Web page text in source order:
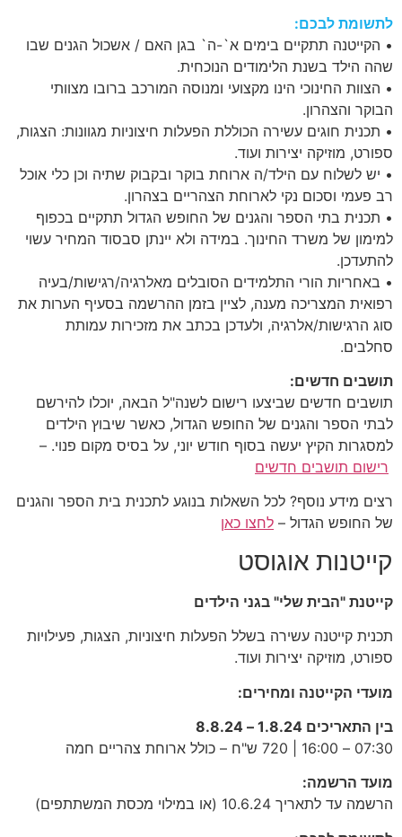
לתשומת לבכם:
• הקייטנה תתקיים בימים א`-ה` בגן האם / אשכול הגנים שבו
שהה הילד בשנת הלימודים הנוכחית.
• הצוות החינוכי הינו מקצועי ומנוסה המורכב ברובו מצוותי
הבוקר והצהרון.
• תכנית חוגים עשירה הכוללת הפעלות חיצוניות מגוונות: הצגות,
ספורט, מוזיקה יצירות ועוד.
• יש לשלוח עם הילד/ה ארוחת בוקר ובקבוק שתיה וכן כלי אוכל
רב פעמי וסכום נקי לארוחת הצהריים בצהרון.
• תכנית בתי הספר והגנים של החופש הגדול תתקיים בכפוף
למימון של משרד החינוך. במידה ולא יינתן סבסוד המחיר עשוי
להתעדכן.
• באחריות הורי התלמידים הסובלים מאלרגיה/רגישות/בעיה
רפואית המצריכה מענה, לציין בזמן ההרשמה בסעיף הערות את
סוג הרגישות/אלרגיה, ולעדכן בכתב את מזכירות עמותת
סחלבים.
תושבים חדשים:
תושבים חדשים שביצעו רישום לשנה"ל הבאה, יוכלו להירשם
לבתי הספר והגנים של החופש הגדול, כאשר שיבוץ הילדים
למסגרות הקיץ יעשה בסוף חודש יוני, על בסיס מקום פנוי. –
רישום תושבים חדשים
רצים מידע נוסף? לכל השאלות בנוגע לתכנית בית הספר והגנים
של החופש הגדול – לחצו כאן
קייטנות אוגוסט
קייטנת "הבית שלי" בגני הילדים
תכנית קייטנה עשירה בשלל הפעלות חיצוניות, הצגות, פעילויות
ספורט, מוזיקה יצירות ועוד.
מועדי הקייטנה ומחירים:
בין התאריכים 1.8.24 – 8.8.24
07:30 – 16:00 | 720 ש"ח – כולל ארוחת צהריים חמה
מועד הרשמה:
הרשמה עד לתאריך 10.6.24 (או במילוי מכסת המשתתפים)